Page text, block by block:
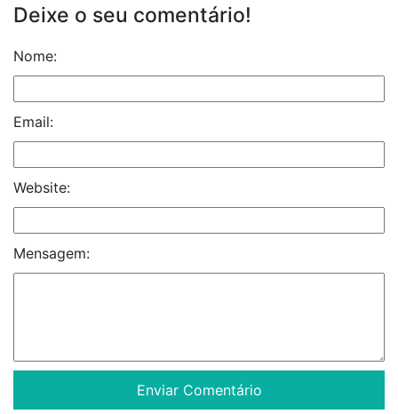
Deixe o seu comentário!
Nome:
Email:
Website:
Mensagem: